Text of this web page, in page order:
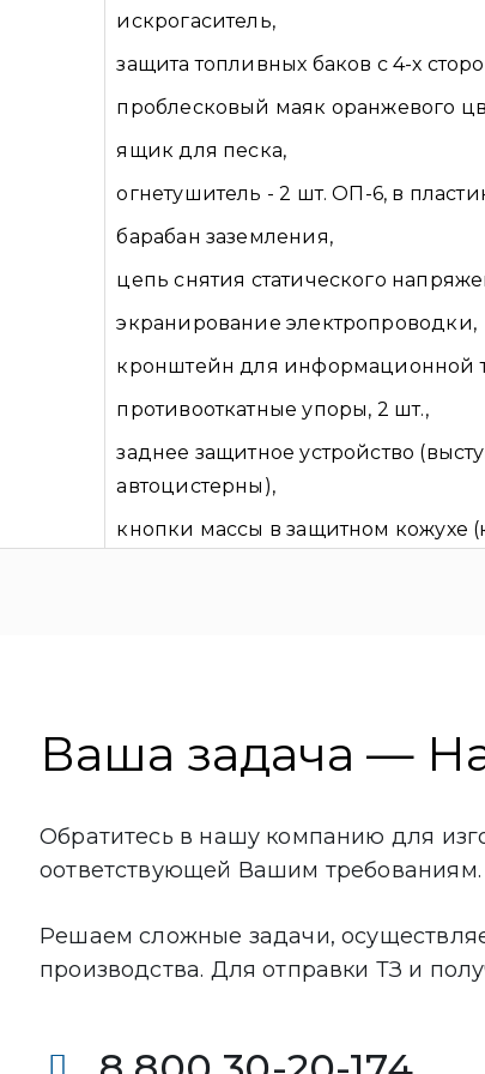
искрогаситель,
защита топливных баков с 4-х
проблесковый маяк оранжевого
ящик для песка,
огнетушитель - 2 шт. ОП-6, в
барабан заземления,
цепь снятия статического
экранирование электропроводки,
кронштейн для информационной
противооткатные упоры, 2 шт.,
заднее защитное устройство
автоцистерны),
кнопки массы в защитном кожухе
Ваша задача —
Обратитесь в нашу компанию для
оответствующей Вашим требованиям.
Решаем сложные задачи,
производства. Для отправки ТЗ и